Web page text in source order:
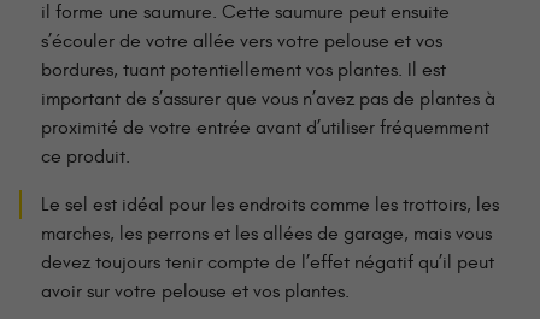
il forme une saumure. Cette saumure peut ensuite
s’écouler de votre allée vers votre pelouse et vos
bordures, tuant potentiellement vos plantes. Il est
important de s’assurer que vous n’avez pas de plantes à
proximité de votre entrée avant d’utiliser fréquemment
ce produit.
Le sel est idéal pour les endroits comme les trottoirs, les
marches, les perrons et les allées de garage, mais vous
devez toujours tenir compte de l’effet négatif qu’il peut
avoir sur votre pelouse et vos plantes.